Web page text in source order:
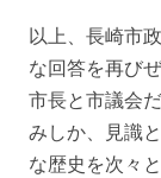
以上、長崎市
な回答を再び
市長と市議会
みしか、見識
な歴史を次々